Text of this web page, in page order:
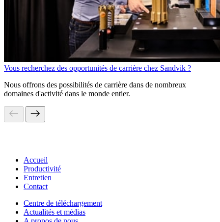
Vous recherchez des opportunités de carrière chez Sandvik ?
Nous offrons des possibilités de carrière dans de nombreux
domaines d'activité dans le monde entier.
Accueil
Productivité
Entretien
Contact
Centre de téléchargement
Actualités et médias